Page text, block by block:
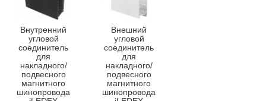
Внутренний
угловой
соединитель
для
накладного/
подвесного
магнитного
шинопровода
Внешний
угловой
соединитель
для
накладного/
подвесного
магнитного
шинопровода